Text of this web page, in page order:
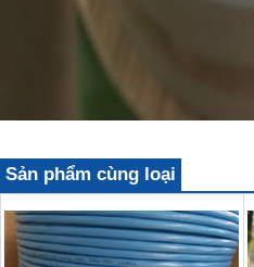
Sản phẩm cùng loại